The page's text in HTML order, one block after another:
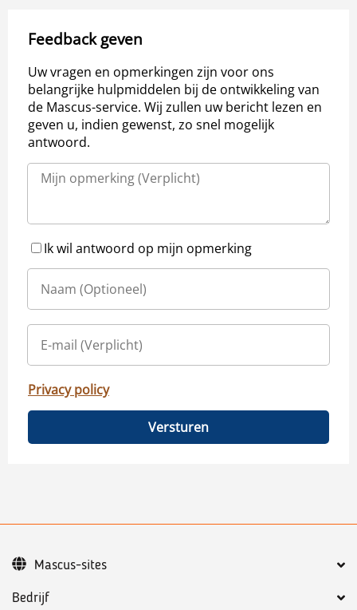
Feedback geven
Uw vragen en opmerkingen zijn voor ons
belangrijke hulpmiddelen bij de ontwikkeling van
de Mascus-service. Wij zullen uw bericht lezen en
geven u, indien gewenst, zo snel mogelijk
antwoord.
Ik wil antwoord op mijn opmerking
Privacy policy
Versturen
Bedrijf
Mascus-sites